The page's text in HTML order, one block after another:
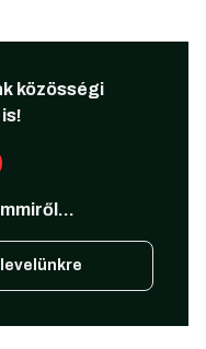
közösségi